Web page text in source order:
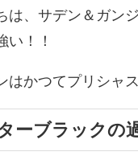
は、サデン＆ガン
い！！
はかつてプリシャ
ーブラックの